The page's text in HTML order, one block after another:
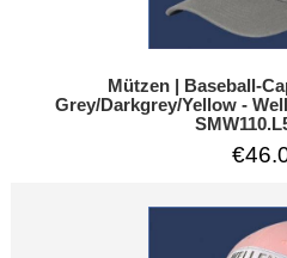
Mützen | Baseball-
Grey/Darkgrey/Yellow -